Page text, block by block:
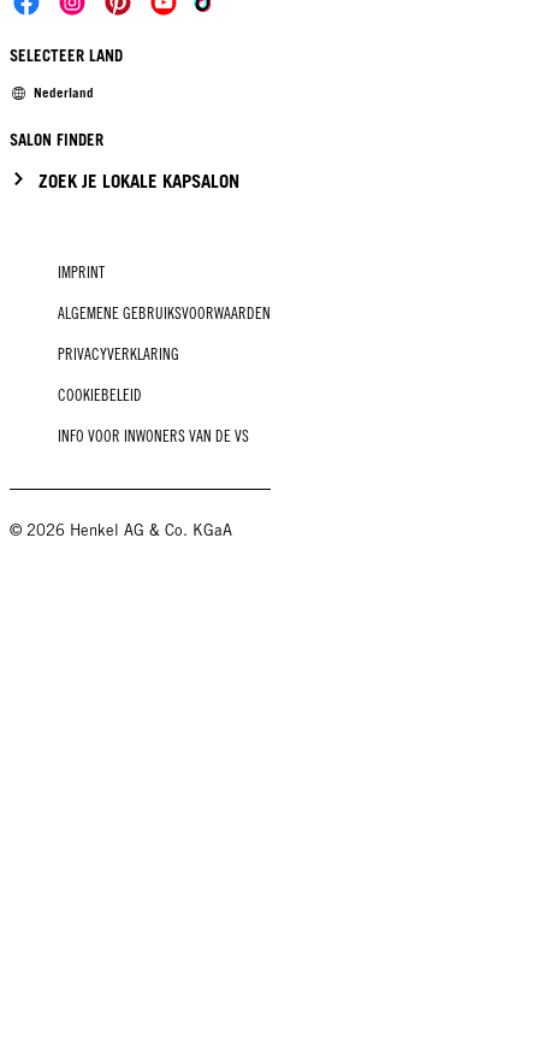
SELECTEER LAND
Nederland
SALON FINDER
ZOEK JE LOKALE KAPSALON
IMPRINT
ALGEMENE GEBRUIKSVOORWAARDEN
PRIVACYVERKLARING
COOKIEBELEID
INFO VOOR INWONERS VAN DE VS
© 2026 Henkel AG & Co. KGaA